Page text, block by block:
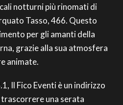
notturni più rinomati di
Tasso, 466. Questo
per gli amanti della
grazie alla sua atmosfera
animate.
Il Fico Eventi è un indirizzo
una serata